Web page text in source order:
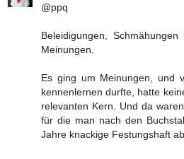
@ppq
Beleidigungen,
Meinungen.
Es ging um Meinungen, und
kennenlernen durfte, hatte
relevanten Kern. Und da
für die man nach den
Jahre knackige Festungshaft